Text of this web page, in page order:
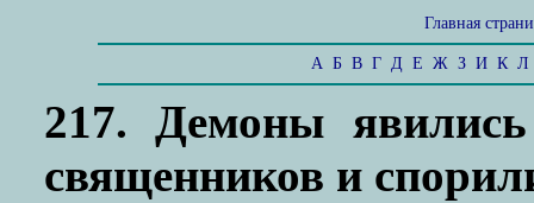
Главная
А Б В Г Д Е Ж З И К Л
217. Демоны
священников и